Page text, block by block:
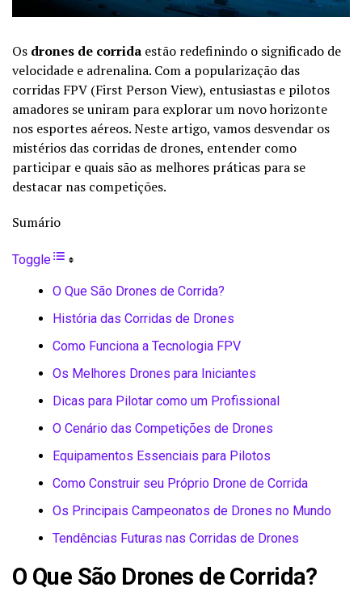
Os drones de corrida estão redefinindo o significado de
velocidade e adrenalina. Com a popularização das
corridas FPV (First Person View), entusiastas e pilotos
amadores se uniram para explorar um novo horizonte
nos esportes aéreos. Neste artigo, vamos desvendar os
mistérios das corridas de drones, entender como
participar e quais são as melhores práticas para se
destacar nas competições.
Sumário
Toggle
O Que São Drones de Corrida?
História das Corridas de Drones
Como Funciona a Tecnologia FPV
Os Melhores Drones para Iniciantes
Dicas para Pilotar como um Profissional
O Cenário das Competições de Drones
Equipamentos Essenciais para Pilotos
Como Construir seu Próprio Drone de Corrida
Os Principais Campeonatos de Drones no Mundo
Tendências Futuras nas Corridas de Drones
O Que São Drones de Corrida?